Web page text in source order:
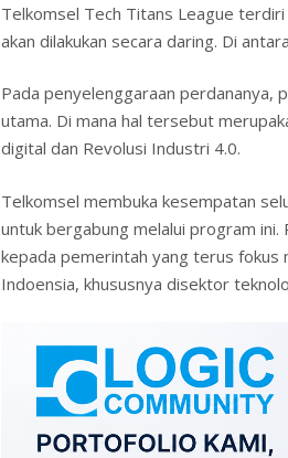
Telkomsel Tech Titans League
akan dilakukan secara daring. Di
Pada penyelenggaraan perdananya,
utama. Di mana hal tersebut
digital dan Revolusi Industri 4.0.
Telkomsel membuka kesempatan
untuk bergabung melalui program
kepada pemerintah yang terus fokus
Indoensia, khususnya disektor